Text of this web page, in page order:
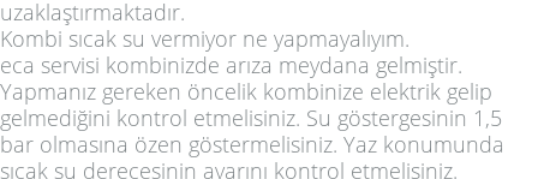
uzaklaştırmaktadır.
Kombi sıcak su vermiyor ne yapmayalıyım.
eca servisi kombinizde arıza meydana gelmiştir.
Yapmanız gereken öncelik kombinize elektrik gelip
gelmediğini kontrol etmelisiniz. Su göstergesinin 1,5
bar olmasına özen göstermelisiniz. Yaz konumunda
sıcak su derecesinin ayarını kontrol etmelisiniz.